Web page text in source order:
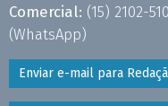
Comercial: (15) 2102-
(WhatsApp)
Enviar e-mail para